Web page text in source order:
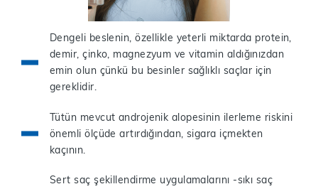
Dengeli beslenin, özellikle yeterli miktarda protein,
demir, çinko, magnezyum ve vitamin aldığınızdan
emin olun çünkü bu besinler sağlıklı saçlar için
gereklidir.
Tütün mevcut androjenik alopesinin ilerleme riskini
önemli ölçüde artırdığından, sigara içmekten
kaçının.
Sert saç şekillendirme uygulamalarını -sıkı saç